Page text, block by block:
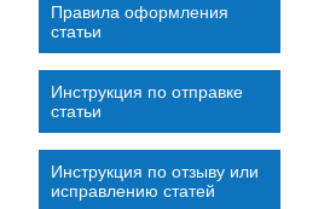
Правила оформления
статьи
Инструкция по отправке
статьи
Инструкция по отзыву или
исправлению статей